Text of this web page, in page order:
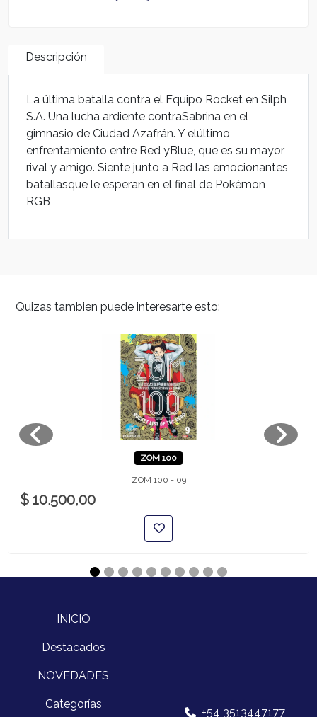
Descripción
La última batalla contra el Equipo Rocket en Silph
S.A. Una lucha ardiente contraSabrina en el
gimnasio de Ciudad Azafrán. Y elúltimo
enfrentamiento entre Red yBlue, que es su mayor
rival y amigo. Siente junto a Red las emocionantes
batallasque le esperan en el final de Pokémon
RGB
Quizas tambien puede interesarte esto:
ZOM 100
ZOM 100 - 09
$ 10.500,00
INICIO
Destacados
NOVEDADES
Categorías
+54 3513447177